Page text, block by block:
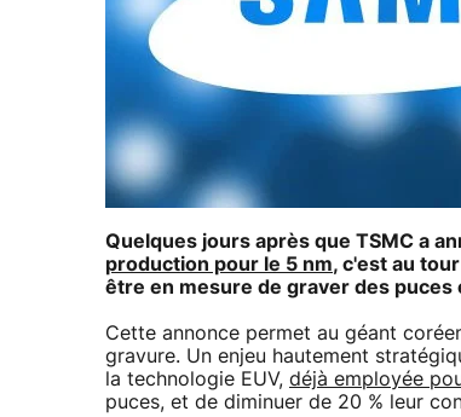
Quelques jours après que TSMC a
production pour le 5 nm, c'est au
être en mesure de graver des puces
Cette annonce permet au géant
gravure. Un enjeu hautement
la technologie EUV, déjà employée
puces, et de diminuer de 20 % leur